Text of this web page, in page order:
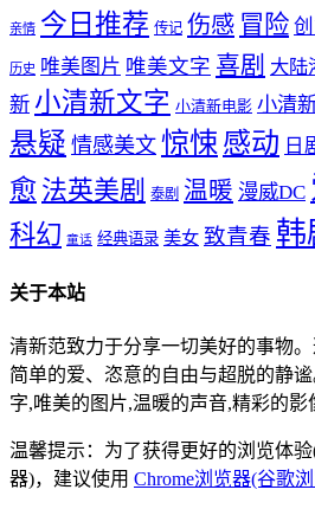
亲情 今日推荐 传记 伤感 冒险
历史 唯美图片 唯美文字 喜剧 大陆
新 小清新文字 小清新电影 小清
悬疑 情感美文 惊悚 感动 日
愈 法英美剧 泰剧 温暖 漫威DC
科幻 童话 经典语录 美女 致青春 韩
关于本站
清新范致力于分享一切美好的事物
简单的爱、恣意的自由与超脱的静
字,唯美的图片,温暖的声音,精彩的影
温馨提示：为了获得更好的浏览体
器)，建议使用 Chrome浏览器(谷歌